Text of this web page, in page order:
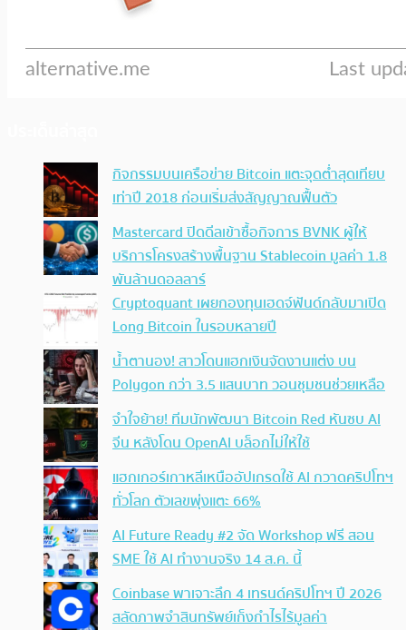
กิจกรรมบนเครือข่าย Bitcoin แตะจุดต่ำสุดเทียบ
เท่าปี 2018 ก่อนเริ่มส่งสัญญาณฟื้นตัว
Mastercard ปิดดีลเข้าซื้อกิจการ BVNK ผู้ให้
บริการโครงสร้างพื้นฐาน Stablecoin มูลค่า 1.8
พันล้านดอลลาร์
Cryptoquant เผยกองทุนเฮดจ์ฟันด์กลับมาเปิด
Long Bitcoin ในรอบหลายปี
น้ำตานอง! สาวโดนแฮกเงินจัดงานแต่ง บน
Polygon กว่า 3.5 แสนบาท วอนชุมชนช่วยเหลือ
จำใจย้าย! ทีมนักพัฒนา Bitcoin Red หันซบ AI
จีน หลังโดน OpenAI บล็อกไม่ให้ใช้
แฮกเกอร์เกาหลีเหนืออัปเกรดใช้ AI กวาดคริปโทฯ
ทั่วโลก ตัวเลขพุ่งแตะ 66%
AI Future Ready #2 จัด Workshop ฟรี สอน
SME ใช้ AI ทำงานจริง 14 ส.ค. นี้
Coinbase พาเจาะลึก 4 เทรนด์คริปโทฯ ปี 2026
สลัดภาพจำสินทรัพย์เก็งกำไรไร้มูลค่า